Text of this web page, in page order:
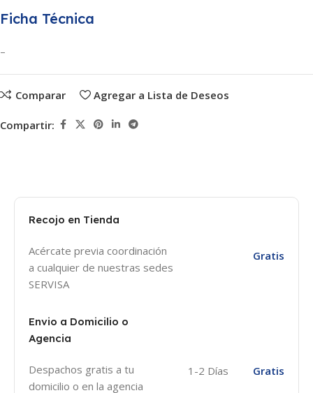
Ficha Técnica
–
Comparar Agregar a Lista de Deseos
Compartir:
Recojo en Tienda
Acércate previa coordinación
a cualquier de nuestras sedes
SERVISA
Gratis
Envio a Domicilio o
Agencia
Despachos gratis a tu
domicilio o en la agencia
1-2 Días Gratis